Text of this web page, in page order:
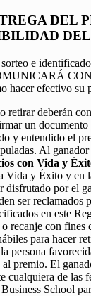
DEL
e
hacer efectivo su
retirar deberán
un documento
y entendido el
Al
con Vida y
Vida y Éxito y en
disfrutado por el
ser reclamados
en este
recanje con fines
para hacer
persona
premio. El
cualquiera de las
School